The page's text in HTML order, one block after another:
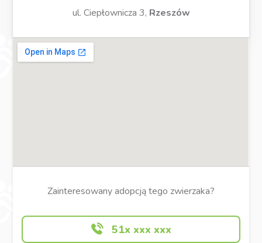
ul. Ciepłownicza 3, Rzeszów
Zainteresowany adopcją tego zwierzaka?
51x xxx xxx